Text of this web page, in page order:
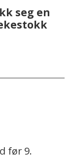
seg en
før 9.